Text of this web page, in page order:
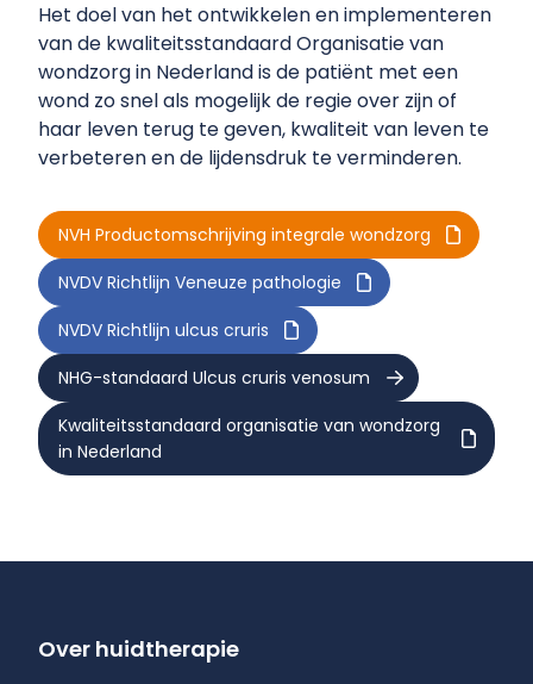
Het doel van het ontwikkelen en implementeren
van de kwaliteitsstandaard Organisatie van
wondzorg in Nederland is de patiënt met een
wond zo snel als mogelijk de regie over zijn of
haar leven terug te geven, kwaliteit van leven te
verbeteren en de lijdensdruk te verminderen.
NVH Productomschrijving integrale wondzorg
NVDV Richtlijn Veneuze pathologie
NVDV Richtlijn ulcus cruris
NHG-standaard Ulcus cruris venosum
Kwaliteitsstandaard organisatie van wondzorg
in Nederland
Over huidtherapie